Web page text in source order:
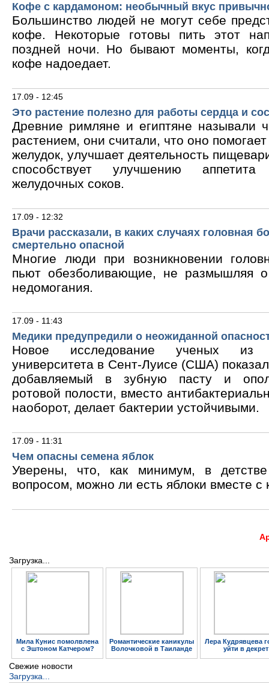
Кофе с кардамоном: необычный вкус
Большинство людей не могут себе
кофе. Некоторые готовы пить этот
поздней ночи. Но бывают моменты,
кофе надоедает.
17.09 - 12:45
Это растение полезно для работы сердца и
Древние римляне и египтяне называли
растением, они считали, что оно
желудок, улучшает деятельность
способствует улучшению
желудочных соков.
17.09 - 12:32
Врачи рассказали, в каких случаях головная
смертельно опасной
Многие люди при возникновении
пьют обезболивающие, не размышляя о
недомогания.
17.09 - 11:43
Медики предупредили о неожиданной
Новое исследование ученых из
университета в Сент-Луисе (США)
добавляемый в зубную пасту и
ротовой полости, вместо
наоборот, делает бактерии устойчивыми.
17.09 - 11:31
Чем опасны семена яблок
Уверены, что, как минимум, в
вопросом, можно ли есть яблоки вместе с
Загрузка...
Мила Кунис помолвлена
с Эштоном Катчером?
Романтические каникулы
Волочковой в Таиланде
Лера Кудрявцева
уйти в декрет
Свежие новости
Загрузка...